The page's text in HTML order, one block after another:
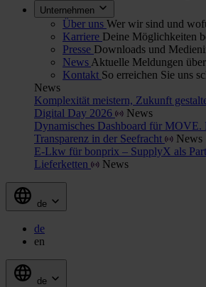
Unternehmen
Über uns Wer wir sind und
Karriere Deine Möglichkeiten
Presse Downloads und
News Aktuelle Meldungen
Kontakt So erreichen Sie uns
News
Komplexität meistern, Zukunft
Digital Day 2026
News
Dynamisches Dashboard für
Transparenz in der Seefracht
News
E-Lkw für bonprix – SupplyX als
Lieferketten
News
de
de
en
de